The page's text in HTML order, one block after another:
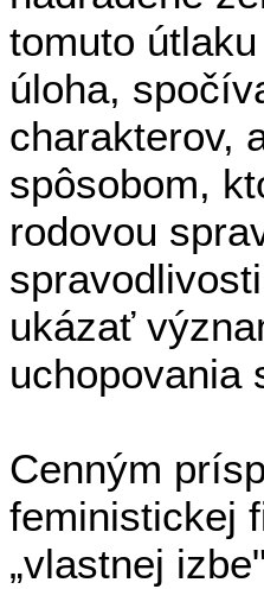
tomuto
úloha,
charakterov,
spôsobom,
rodovou
ukázať
uchopovania
Cenným
feministickej
„vlastnej